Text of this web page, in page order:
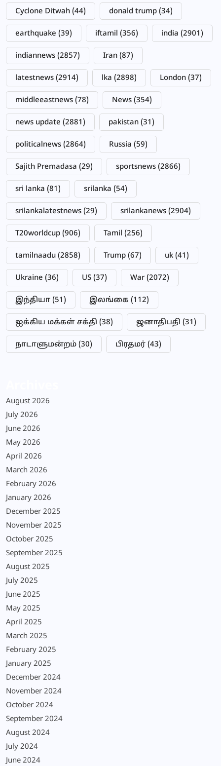
Cyclone Ditwah (44) donald trump (34)
earthquake (39) iftamil (356) india (2901)
indiannews (2857) Iran (87)
latestnews (2914) lka (2898) London (37)
middleeastnews (78) News (354)
news update (2881) pakistan (31)
politicalnews (2864) Russia (59)
Sajith Premadasa (29) sportsnews (2866)
sri lanka (81) srilanka (54)
srilankalatestnews (29) srilankanews (2904)
T20worldcup (906) Tamil (256)
tamilnaadu (2858) Trump (67) uk (41)
Ukraine (36) US (37) War (2072)
இந்தியா (51) இலங்கை (112)
ஐக்கிய மக்கள் சக்தி (38) ஜனாதிபதி (31)
நாடாளுமன்றம் (30) பிரதமர் (43)
August 2026
July 2026
June 2026
May 2026
April 2026
March 2026
February 2026
January 2026
December 2025
November 2025
October 2025
September 2025
August 2025
July 2025
June 2025
May 2025
April 2025
March 2025
February 2025
January 2025
December 2024
November 2024
October 2024
September 2024
August 2024
July 2024
June 2024